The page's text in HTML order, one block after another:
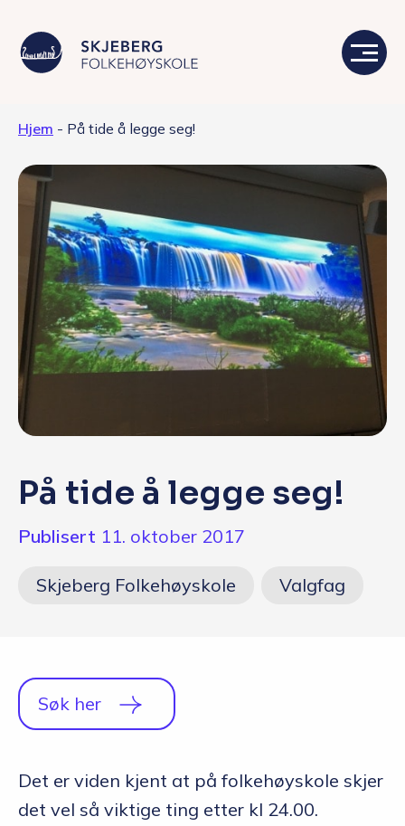
Livet på skolen
Skolen
Kontakt
Valgfag
Siste nytt
Q&A
English
Søk i dag
Hjem - På tide å legge seg!
På tide å legge seg!
Publisert 11. oktober 2017
Skjeberg Folkehøyskole Valgfag
Søk her
Det er viden kjent at på folkehøyskole skjer
det vel så viktige ting etter kl 24.00.